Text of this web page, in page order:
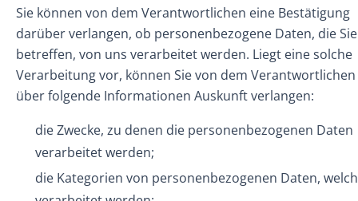
Sie können von dem Verantwortlichen eine Bestätigung
darüber verlangen, ob personenbezogene Daten, die Sie
betreffen, von uns verarbeitet werden. Liegt eine solche
Verarbeitung vor, können Sie von dem Verantwortlichen
über folgende Informationen Auskunft verlangen:
die Zwecke, zu denen die personenbezogenen Daten
verarbeitet werden;
die Kategorien von personenbezogenen Daten,